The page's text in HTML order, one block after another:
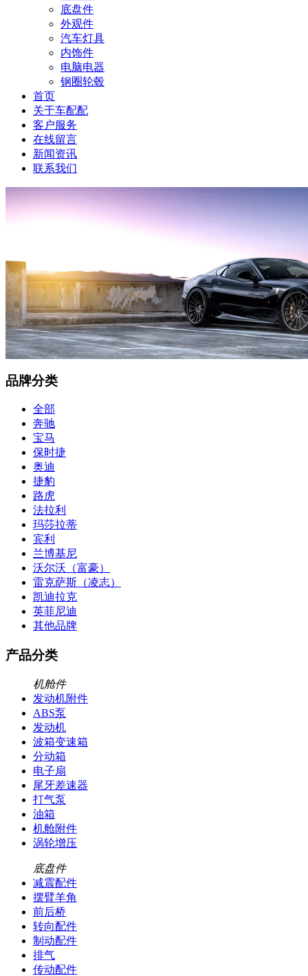
底盘件
外观件
汽车灯具
内饰件
电脑电器
钢圈轮毂
首页
关于车配配
客户服务
在线留言
新闻资讯
联系我们
品牌分类
全部
奔驰
宝马
保时捷
奥迪
捷豹
路虎
法拉利
玛莎拉蒂
宾利
兰博基尼
沃尔沃（富豪）
雷克萨斯（凌志）
凯迪拉克
英菲尼迪
其他品牌
产品分类
机舱件
发动机附件
ABS泵
发动机
波箱变速箱
分动箱
电子扇
尾牙差速器
打气泵
油箱
机舱附件
涡轮增压
底盘件
减震配件
摆臂羊角
前后桥
转向配件
制动配件
排气
传动配件